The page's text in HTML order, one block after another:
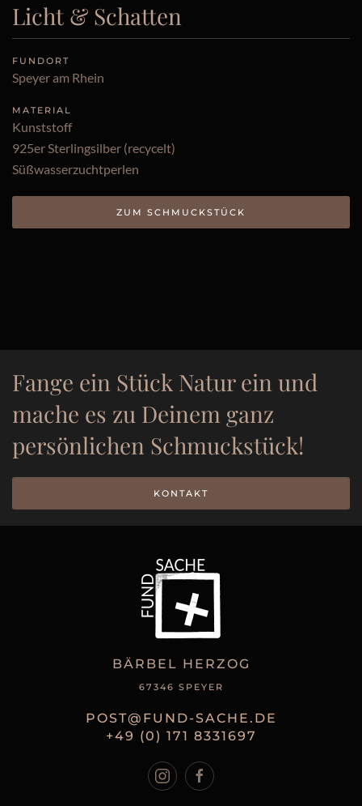
Licht & Schatten
FUNDORT
Speyer am Rhein
MATERIAL
Kunststoff
925er Sterlingsilber (recycelt)
Süßwasserzuchtperlen
ZUM SCHMUCKSTÜCK
Fange ein Stück Natur ein und
mache es zu Deinem ganz
persönlichen Schmuckstück!
KONTAKT
BÄRBEL HERZOG
67346 SPEYER
POST@FUND-SACHE.DE
+49 (0) 171 8331697